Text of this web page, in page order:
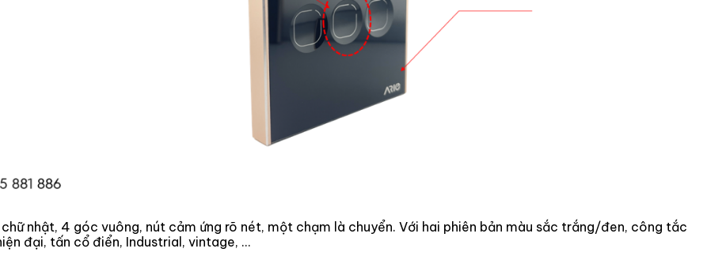
nhật, 4 góc vuông, nút cảm ứng rõ nét, một chạm là chuyển. Với hai phiên bản màu sắc trắng/đen, công tắc
đại, tấn cổ điển, Industrial, vintage, …